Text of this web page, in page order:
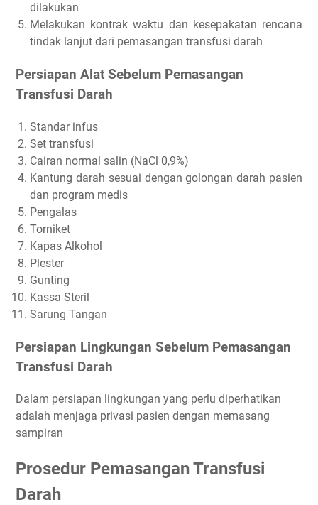
dilakukan
Melakukan kontrak waktu dan kesepakatan rencana
tindak lanjut dari pemasangan transfusi darah
Persiapan Alat Sebelum Pemasangan
Transfusi Darah
Standar infus
Set transfusi
Cairan normal salin (NaCl 0,9%)
Kantung darah sesuai dengan golongan darah pasien
dan program medis
Pengalas
Torniket
Kapas Alkohol
Plester
Gunting
Kassa Steril
Sarung Tangan
Persiapan Lingkungan Sebelum Pemasangan
Transfusi Darah
Dalam persiapan lingkungan yang perlu diperhatikan
adalah menjaga privasi pasien dengan memasang
sampiran
Prosedur Pemasangan Transfusi
Darah